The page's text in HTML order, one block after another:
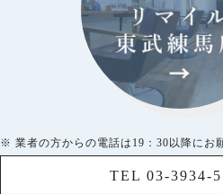
※ 業者の方からの電話は19：30以降にお
TEL 03-3934-